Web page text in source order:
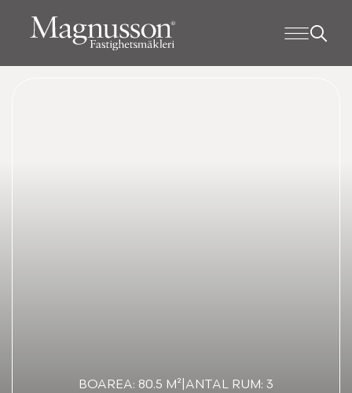
BOAREA: 80.5 M² ANTAL RUM: 3